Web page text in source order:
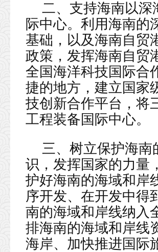
二、支持海南以深
际中心。利用海南的
基础，以及海南自贸
政策，发挥海南自贸
全国海洋科技国际合
捷的地方，建立国家
技创新合作平台，将
工程装备国际中心。
三、树立保护海
识，发挥国家的力量
护好海南的海域和岸
序开发、在开发中得
南的海域和岸线纳入
排海南的海域和岸线
海岸、加快推进国际